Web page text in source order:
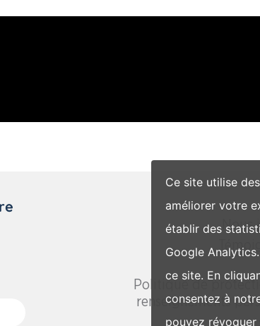
Nous
Politique de
renseignements
Ce site utilise
améliorer votre
établir des
Google
ce site. En
consentez à
pouvez